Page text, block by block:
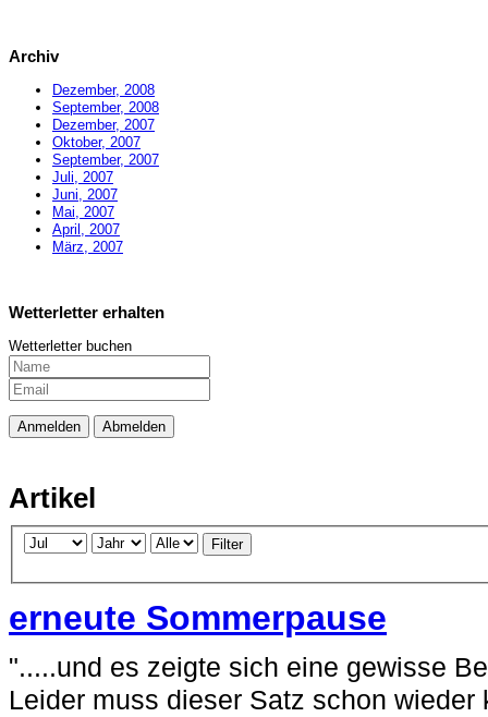
Archiv
Dezember, 2008
September, 2008
Dezember, 2007
Oktober, 2007
September, 2007
Juli, 2007
Juni, 2007
Mai, 2007
April, 2007
März, 2007
Wetterletter erhalten
Wetterletter buchen
Artikel
Filter
erneute Sommerpause
".....und es zeigte sich eine gewisse
Leider muss dieser Satz schon wieder